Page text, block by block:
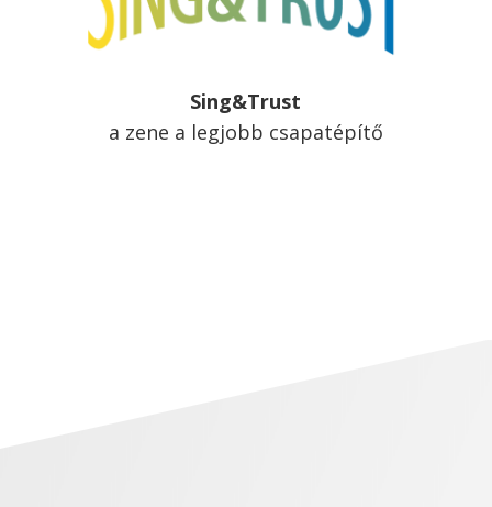
Sing&Trust
a zene a legjobb csapatépítő